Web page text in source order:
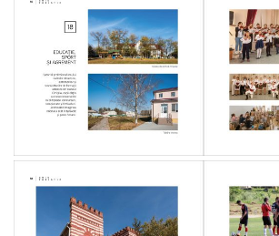
anticorupție
la
nivel
local
2024-
2028